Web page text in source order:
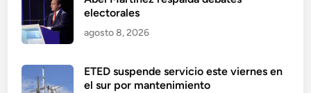
electorales
agosto 8, 2026
ETED suspende servicio este viernes en
el sur por mantenimiento